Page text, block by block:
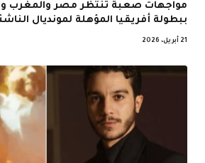
مواجهات صعبة تنتظر مصر والمغرب
ببطولة أفريقيا المؤهلة لمونديال
21 أبريل، 2026